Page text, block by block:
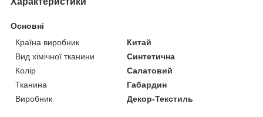
Основні
Країна виробник
Китай
Вид хімічної тканини
Синтетична
Колір
Салатовий
Тканина
Габардин
Виробник
Декор-Текстиль